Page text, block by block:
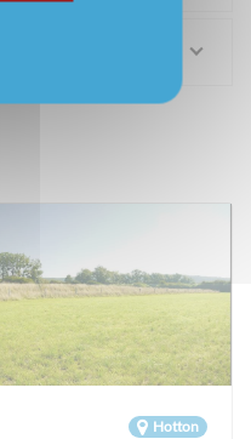
Hotton